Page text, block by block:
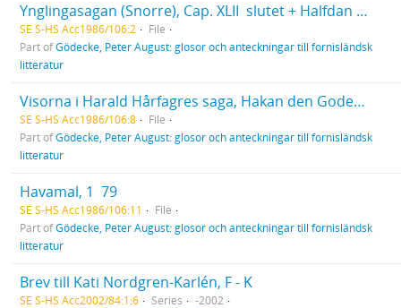
Ynglingasagan (Snorre), Cap. XLII  slutet + Halfdan Svartes Saga + Harald Hårfagres saga, Cap. I  XIV
SE S-HS Acc1986/106:2
File
Part ofGödecke, Peter August: glosor och anteckningar till fornisländsk
litteratur
Visorna i Harald Hårfagres saga, Hakan den Godes Saga och Harald Gråfälls Saga
SE S-HS Acc1986/106:8
File
Part ofGödecke, Peter August: glosor och anteckningar till fornisländsk
litteratur
Havamal, 1  79
SE S-HS Acc1986/106:11
File
Part ofGödecke, Peter August: glosor och anteckningar till fornisländsk
litteratur
Brev till Kati Nordgren-Karlén, F - K
SE S-HS Acc2002/84:1:6 Series
-2002